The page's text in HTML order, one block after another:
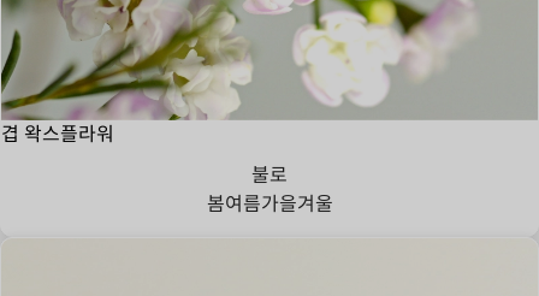
겹 왁스플라워
불로
봄여름가을겨울